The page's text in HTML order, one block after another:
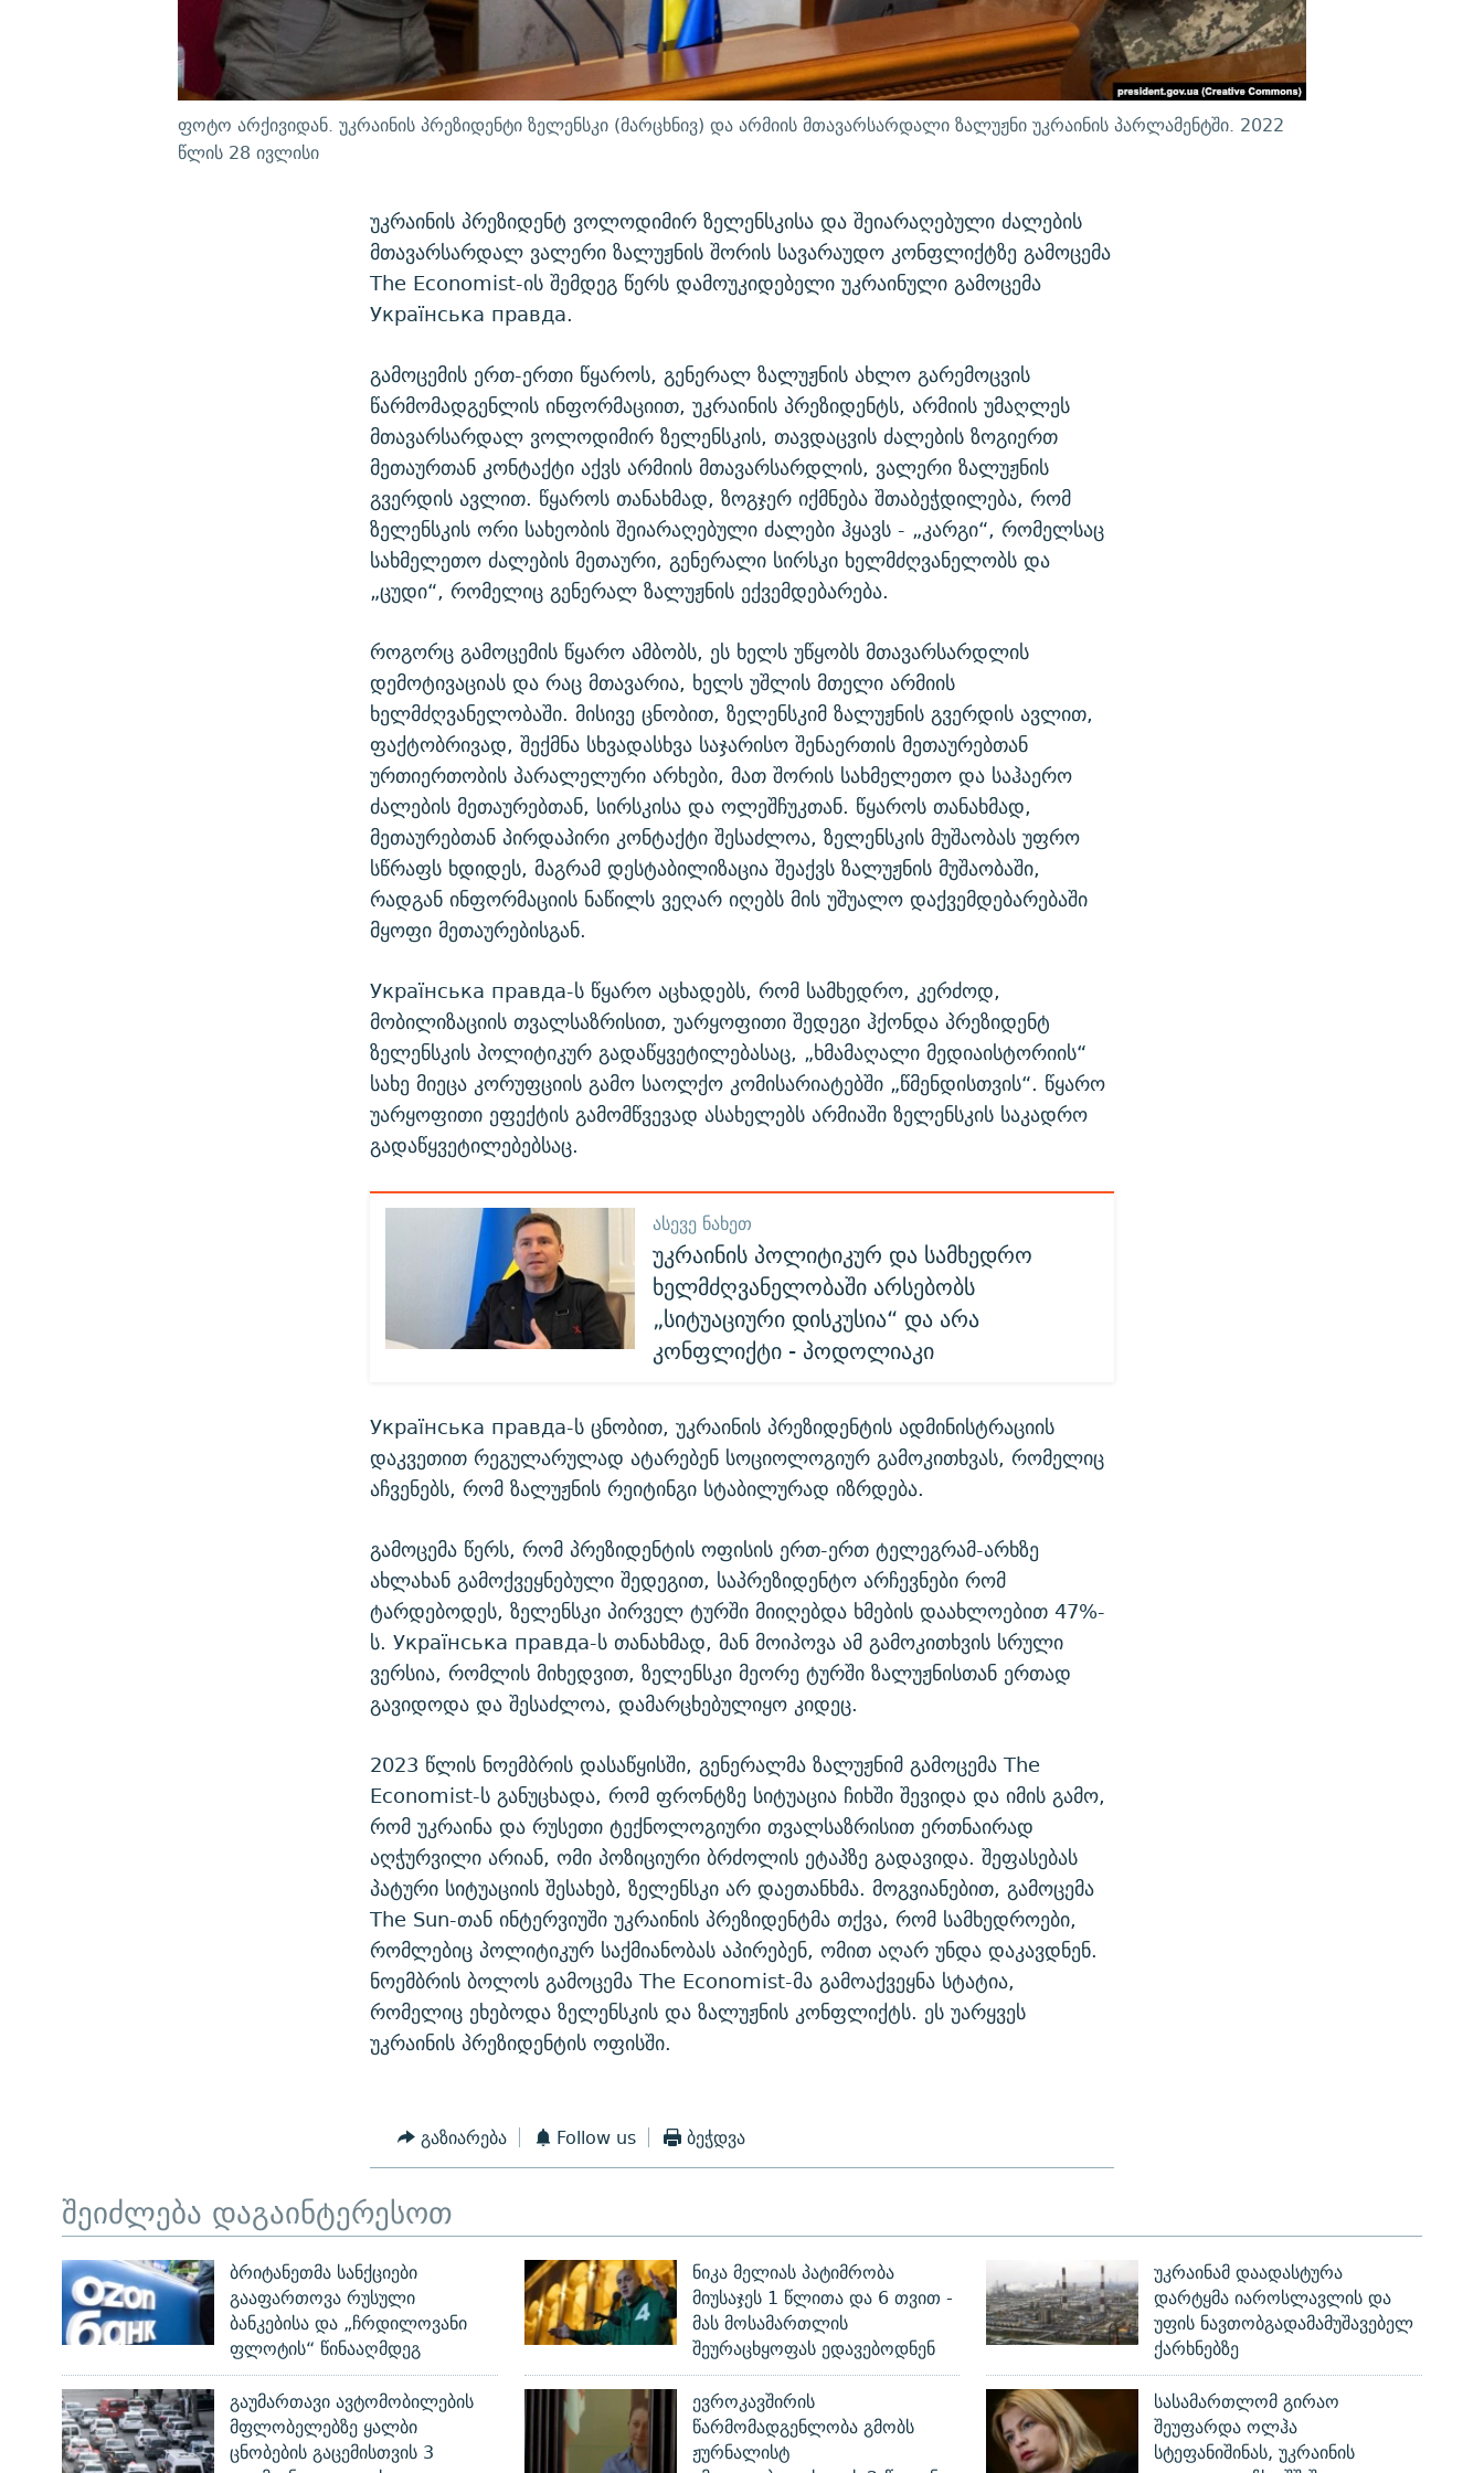
ფოტო არქივიდან. უკრაინის პრეზიდენტი ზელენსკი (მარცხნივ) და არმიის მთავარსარდალი ზალუჟნი უკრაინის პარლამენტში. 2022
წლის 28 ივლისი
უკრაინის პრეზიდენტ ვოლოდიმირ ზელენსკისა და შეიარაღებული ძალების
მთავარსარდალ ვალერი ზალუჟნის შორის სავარაუდო კონფლიქტზე გამოცემა
The Economist-ის შემდეგ წერს დამოუკიდებელი უკრაინული გამოცემა
Українська правда.
გამოცემის ერთ-ერთი წყაროს, გენერალ ზალუჟნის ახლო გარემოცვის
წარმომადგენლის ინფორმაციით, უკრაინის პრეზიდენტს, არმიის უმაღლეს
მთავარსარდალ ვოლოდიმირ ზელენსკის, თავდაცვის ძალების ზოგიერთ
მეთაურთან კონტაქტი აქვს არმიის მთავარსარდლის, ვალერი ზალუჟნის
გვერდის ავლით. წყაროს თანახმად, ზოგჯერ იქმნება შთაბეჭდილება, რომ
ზელენსკის ორი სახეობის შეიარაღებული ძალები ჰყავს - „კარგი“, რომელსაც
სახმელეთო ძალების მეთაური, გენერალი სირსკი ხელმძღვანელობს და
„ცუდი“, რომელიც გენერალ ზალუჟნის ექვემდებარება.
როგორც გამოცემის წყარო ამბობს, ეს ხელს უწყობს მთავარსარდლის
დემოტივაციას და რაც მთავარია, ხელს უშლის მთელი არმიის
ხელმძღვანელობაში. მისივე ცნობით, ზელენსკიმ ზალუჟნის გვერდის ავლით,
ფაქტობრივად, შექმნა სხვადასხვა საჯარისო შენაერთის მეთაურებთან
ურთიერთობის პარალელური არხები, მათ შორის სახმელეთო და საჰაერო
ძალების მეთაურებთან, სირსკისა და ოლეშჩუკთან. წყაროს თანახმად,
მეთაურებთან პირდაპირი კონტაქტი შესაძლოა, ზელენსკის მუშაობას უფრო
სწრაფს ხდიდეს, მაგრამ დესტაბილიზაცია შეაქვს ზალუჟნის მუშაობაში,
რადგან ინფორმაციის ნაწილს ვეღარ იღებს მის უშუალო დაქვემდებარებაში
მყოფი მეთაურებისგან.
Українська правда-ს წყარო აცხადებს, რომ სამხედრო, კერძოდ,
მობილიზაციის თვალსაზრისით, უარყოფითი შედეგი ჰქონდა პრეზიდენტ
ზელენსკის პოლიტიკურ გადაწყვეტილებასაც, „ხმამაღალი მედიაისტორიის“
სახე მიეცა კორუფციის გამო საოლქო კომისარიატებში „წმენდისთვის“. წყარო
უარყოფითი ეფექტის გამომწვევად ასახელებს არმიაში ზელენსკის საკადრო
გადაწყვეტილებებსაც.
ᲐᲡᲔᲕᲔ ᲜᲐᲮᲔᲗ
უკრაინის პოლიტიკურ და სამხედრო
ხელმძღვანელობაში არსებობს
„სიტუაციური დისკუსია“ და არა
კონფლიქტი - პოდოლიაკი
Українська правда-ს ცნობით, უკრაინის პრეზიდენტის ადმინისტრაციის
დაკვეთით რეგულარულად ატარებენ სოციოლოგიურ გამოკითხვას, რომელიც
აჩვენებს, რომ ზალუჟნის რეიტინგი სტაბილურად იზრდება.
გამოცემა წერს, რომ პრეზიდენტის ოფისის ერთ-ერთ ტელეგრამ-არხზე
ახლახან გამოქვეყნებული შედეგით, საპრეზიდენტო არჩევნები რომ
ტარდებოდეს, ზელენსკი პირველ ტურში მიიღებდა ხმების დაახლოებით 47%-
ს. Українська правда-ს თანახმად, მან მოიპოვა ამ გამოკითხვის სრული
ვერსია, რომლის მიხედვით, ზელენსკი მეორე ტურში ზალუჟნისთან ერთად
გავიდოდა და შესაძლოა, დამარცხებულიყო კიდეც.
2023 წლის ნოემბრის დასაწყისში, გენერალმა ზალუჟნიმ გამოცემა The
Economist-ს განუცხადა, რომ ფრონტზე სიტუაცია ჩიხში შევიდა და იმის გამო,
რომ უკრაინა და რუსეთი ტექნოლოგიური თვალსაზრისით ერთნაირად
აღჭურვილი არიან, ომი პოზიციური ბრძოლის ეტაპზე გადავიდა. შეფასებას
პატური სიტუაციის შესახებ, ზელენსკი არ დაეთანხმა. მოგვიანებით, გამოცემა
The Sun-თან ინტერვიუში უკრაინის პრეზიდენტმა თქვა, რომ სამხედროები,
რომლებიც პოლიტიკურ საქმიანობას აპირებენ, ომით აღარ უნდა დაკავდნენ.
ნოემბრის ბოლოს გამოცემა The Economist-მა გამოაქვეყნა სტატია,
რომელიც ეხებოდა ზელენსკის და ზალუჟნის კონფლიქტს. ეს უარყვეს
უკრაინის პრეზიდენტის ოფისში.
გაზიარება Follow us ბეჭდვა
შეიძლება დაგაინტერესოთ
ბრიტანეთმა სანქციები
გააფართოვა რუსული
ბანკებისა და „ჩრდილოვანი
ფლოტის“ წინააღმდეგ
ნიკა მელიას პატიმრობა
მიუსაჯეს 1 წლითა და 6 თვით -
მას მოსამართლის
შეურაცხყოფას ედავებოდნენ
უკრაინამ დაადასტურა
დარტყმა იაროსლავლის და
უფის ნავთობგადამამუშავებელ
ქარხნებზე
გაუმართავი ავტომობილების
მფლობელებზე ყალბი
ცნობების გაცემისთვის 3
ევროკავშირის
წარმომადგენლობა გმობს
ჟურნალისტ
სასამართლომ გირაო
შეუფარდა ოლჰა
სტეფანიშინას, უკრაინის